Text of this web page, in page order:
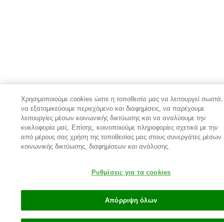
Χρησιμοποιούμε cookies ώστε η τοποθεσία μας να λειτουργεί σωστά,
να εξατομικεύουμε περιεχόμενο και διαφημίσεις, να παρέχουμε
λειτουργίες μέσων κοινωνικής δικτύωσης και να αναλύουμε την
κυκλοφορία μας. Επίσης, κοινοποιούμε πληροφορίες σχετικά με την
από μέρους σας χρήση της τοποθεσίας μας στους συνεργάτες μέσων
κοινωνικής δικτύωσης, διαφημίσεων και ανάλυσης.
Ρυθμίσεις για τα cookies
Απόρριψη όλων